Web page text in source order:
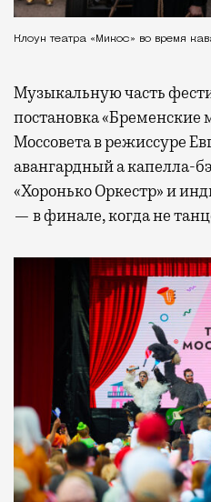
Клоун театра «Микос» во время
Музыкальную часть
постановка «Бременские
Моссовета в режиссуре
авангардный а капелла-
«Хоронько Оркестр» и
— в финале, когда не